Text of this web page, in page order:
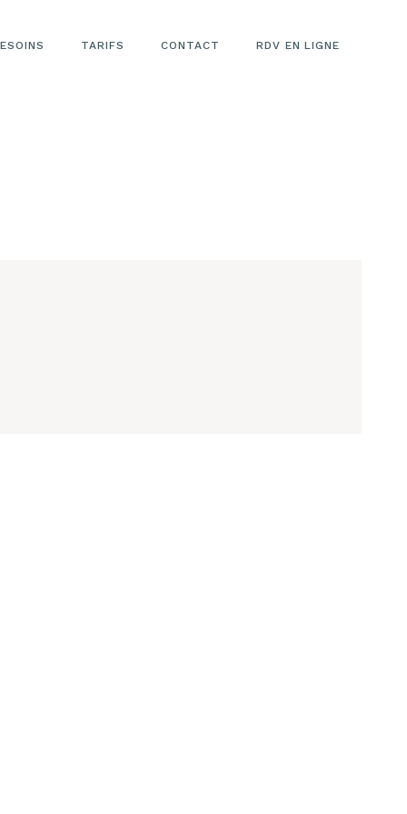
TARIFS CONTACT RDV EN LIGNE